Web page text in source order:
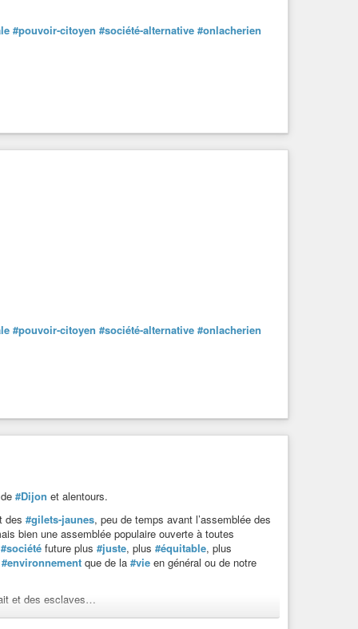
#pouvoir-citoyen #société-alternative #onlacherien
#pouvoir-citoyen #société-alternative #onlacherien
de #Dijon et alentours.
des #gilets-jaunes, peu de temps avant l’assemblée des
bien une assemblée populaire ouverte à toutes
#société future plus #juste, plus #équitable, plus
#environnement que de la #vie en général ou de notre
et des esclaves…
et de toutes, partout, de quelques étiquettes, opinions,